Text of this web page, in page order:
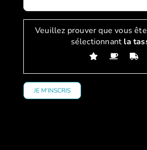
Veuillez prouver que vous
sélectionnant la